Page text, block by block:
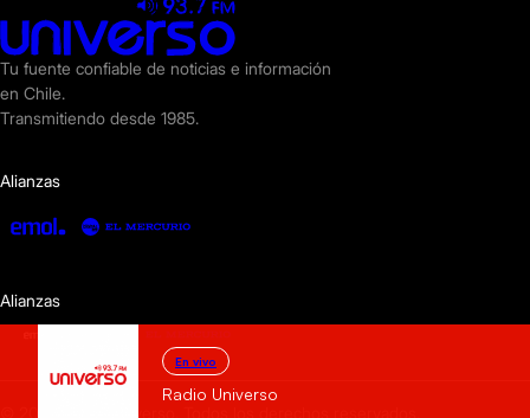
En vivo
Radio Universo
Tu fuente confiable de noticias e información
en Chile.
Transmitiendo desde 1985.
Alianzas
Alianzas